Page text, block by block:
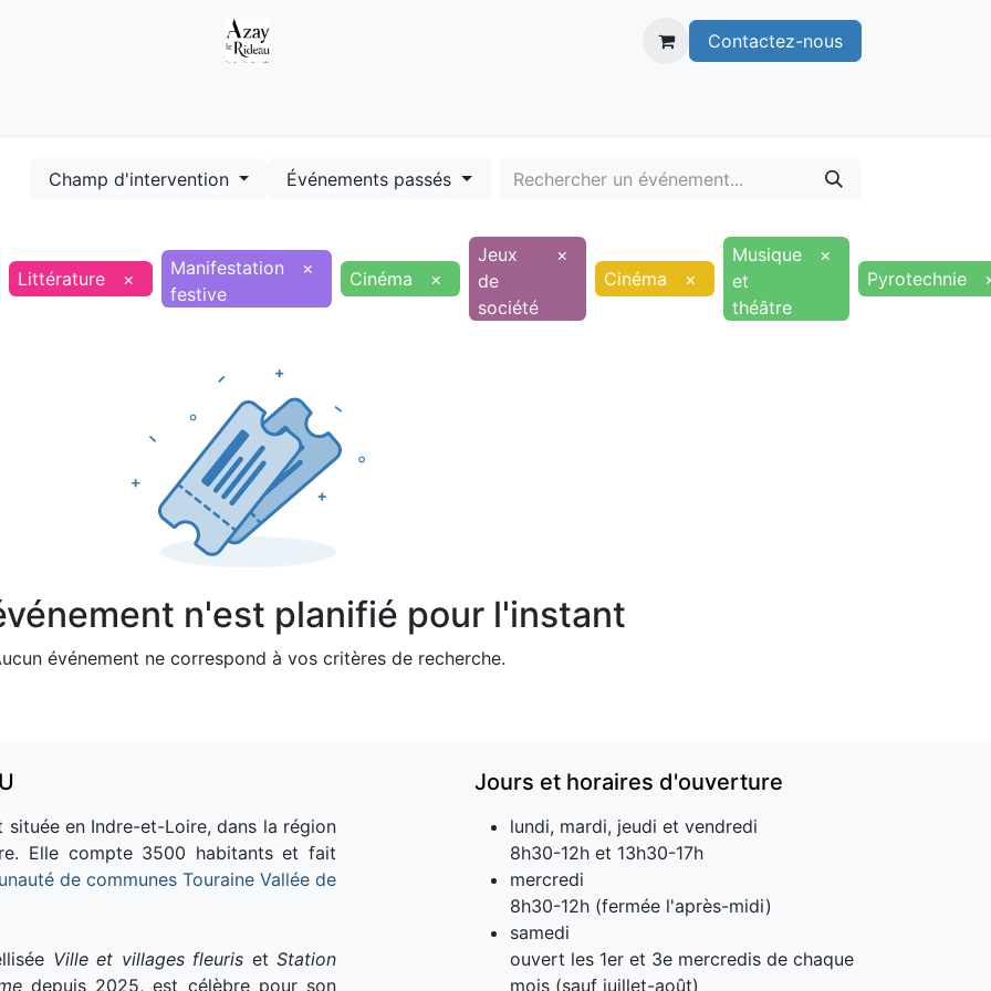
Contactez-nous
Champ d'intervention Événements passés
Littérature ×
Manifestation
festive
× Cinéma ×
Jeux
de
société
×
Cinéma
×
Musique
et
théâtre
×
Pyrotechnie
n'est planifié pour l'instant
événement ne correspond à vos critères de recherche.
située en Indre-et-Loire, dans la région
Elle compte 3500 habitants et fait
de communes Touraine Vallée de
Ville et villages fleuris et Station
depuis 2025, est célèbre pour son
Jours et horaires d'ouverture
lundi, mardi, jeudi et vendredi
8h30-12h et 13h30-17h
mercredi
8h30-12h (fermée l'après-midi)
samedi
ouvert les 1er et 3e mercredis de chaque
mois (sauf juillet-août)